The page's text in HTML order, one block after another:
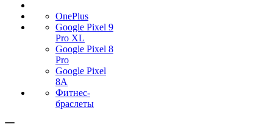
OnePlus
Google Pixel 9
Pro XL
Google Pixel 8
Pro
Google Pixel
8A
Фитнес-
браслеты